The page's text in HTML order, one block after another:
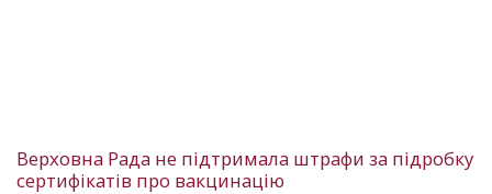
Верховна Рада не підтримала штрафи за підробку
сертифікатів про вакцинацію